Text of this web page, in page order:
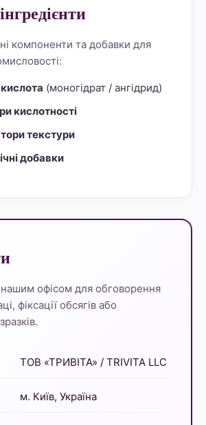
компоненти та добавки для
(моногідрат / ангідрид)
кислотності
текстури
добавки
нашим офісом для обговорення
фіксації обсягів або
ТОВ «ТРИВІТА» / TRIVITA LLC
м. Київ, Україна